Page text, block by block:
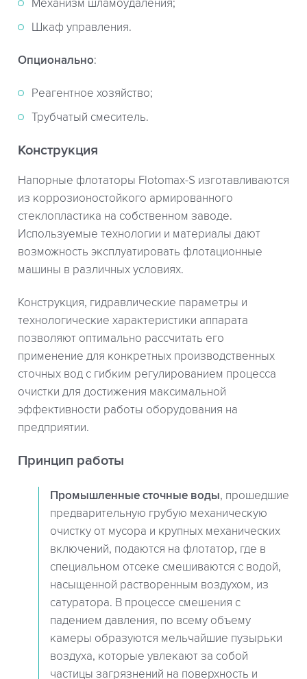
Механизм шламоудаления;
Шкаф управления.
Опционально:
Реагентное хозяйство;
Трубчатый смеситель.
Конструкция
Напорные флотаторы Flotomax-S изготавливаются
из коррозионостойкого армированного
стеклопластика на собственном заводе.
Используемые технологии и материалы дают
возможность эксплуатировать флотационные
машины в различных условиях.
Конструкция, гидравлические параметры и
технологические характеристики аппарата
позволяют оптимально рассчитать его
применение для конкретных производственных
сточных вод с гибким регулированием процесса
очистки для достижения максимальной
эффективности работы оборудования на
предприятии.
Принцип работы
Промышленные сточные воды, прошедшие
предварительную грубую механическую
очистку от мусора и крупных механических
включений, подаются на флотатор, где в
специальном отсеке смешиваются с водой,
насыщенной растворенным воздухом, из
сатуратора. В процессе смешения с
падением давления, по всему объему
камеры образуются мельчайшие пузырьки
воздуха, которые увлекают за собой
частицы загрязнений на поверхность и